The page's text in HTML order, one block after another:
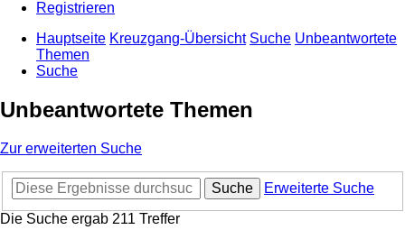
Registrieren
Hauptseite Kreuzgang-Übersicht Suche Unbeantwortete
Themen
Suche
Unbeantwortete Themen
Zur erweiterten Suche
Suche
Erweiterte Suche
Die Suche ergab 211 Treffer